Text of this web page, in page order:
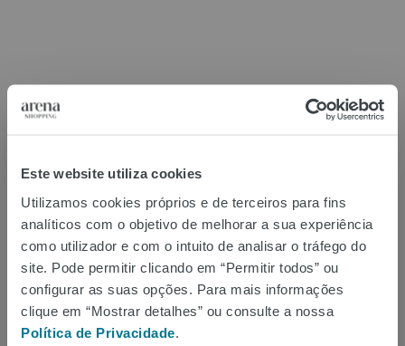
Este website utiliza cookies
Utilizamos cookies próprios e de terceiros para fins
analíticos com o objetivo de melhorar a sua experiência
como utilizador e com o intuito de analisar o tráfego do
site. Pode permitir clicando em “Permitir todos” ou
configurar as suas opções. Para mais informações
clique em “Mostrar detalhes” ou consulte a nossa
Política de Privacidade
Filtros